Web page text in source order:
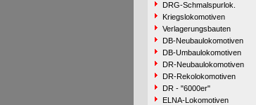
DRG-Schmalspurlok.
Kriegslokomotiven
Verlagerungsbauten
DB-Neubaulokomotiven
DB-Umbaulokomotiven
DR-Neubaulokomotiven
DR-Rekolokomotiven
DR - "6000er"
ELNA-Lokomotiven